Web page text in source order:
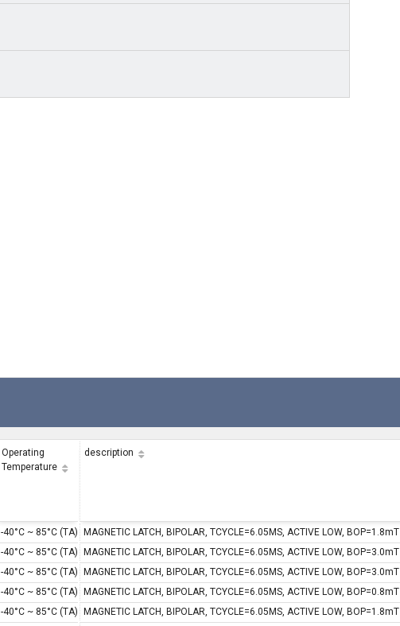
Operating
Temperature
description
-40°C ~ 85°C (TA) MAGNETIC LATCH, BIPOLAR, TCYCLE=6.05MS, ACTIVE LOW, BOP=1.8mT
-40°C ~ 85°C (TA) MAGNETIC LATCH, BIPOLAR, TCYCLE=6.05MS, ACTIVE LOW, BOP=3.0mT
-40°C ~ 85°C (TA) MAGNETIC LATCH, BIPOLAR, TCYCLE=6.05MS, ACTIVE LOW, BOP=3.0mT
-40°C ~ 85°C (TA) MAGNETIC LATCH, BIPOLAR, TCYCLE=6.05MS, ACTIVE LOW, BOP=0.8mT
-40°C ~ 85°C (TA) MAGNETIC LATCH, BIPOLAR, TCYCLE=6.05MS, ACTIVE LOW, BOP=1.8mT